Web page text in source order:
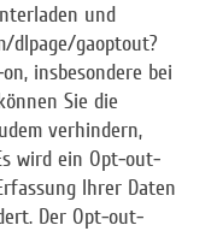
und
dlpage/gaoptout?
insbesondere bei
Sie die
verhindern,
wird ein Opt-out-
Ihrer Daten
Der Opt-out-